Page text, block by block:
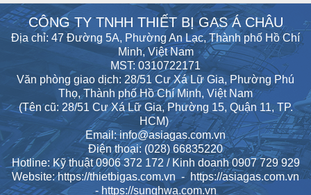
CÔNG TY TNHH THIẾT BỊ GAS Á CHÂU
Địa chỉ: 47 Đường 5A, Phường An Lạc, Thành phố Hồ Chí
Minh, Việt Nam
MST: 0310722171
Văn phòng giao dịch: 28/51 Cư Xá Lữ Gia, Phường Phú
Thọ, Thành phố Hồ Chí Minh, Việt Nam
(Tên cũ: 28/51 Cư Xá Lữ Gia, Phường 15, Quận 11, TP.
HCM)
Email: info@asiagas.com.vn
Điện thoại: (028) 66835220
Hotline: Kỹ thuật 0906 372 172 / Kinh doanh 0907 729 929
Website:https://thietbigas.com.vn - https://asiagas.com.vn
- https://sunghwa.com.vn